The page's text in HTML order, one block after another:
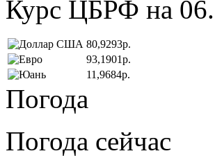
Курс ЦБРФ на
80,9293р.
93,1901р.
11,9684р.
Погода
Погода сейчас